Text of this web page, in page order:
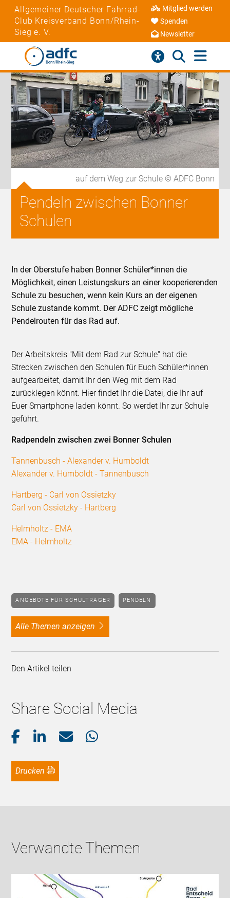
Allgemeiner Deutscher Fahrrad-
Club Kreisverband Bonn/Rhein-
Sieg e. V.
Mitglied werden
Spenden
Newsletter
auf dem Weg zur Schule © ADFC Bonn
Pendeln zwischen Bonner
Schulen
In der Oberstufe haben Bonner Schüler*innen die
Möglichkeit, einen Leistungskurs an einer kooperierenden
Schule zu besuchen, wenn kein Kurs an der eigenen
Schule zustande kommt. Der ADFC zeigt mögliche
Pendelrouten für das Rad auf.
Der Arbeitskreis "Mit dem Rad zur Schule" hat die
Strecken zwischen den Schulen für Euch Schüler*innen
aufgearbeitet, damit Ihr den Weg mit dem Rad
zurücklegen könnt. Hier findet Ihr die Datei, die Ihr auf
Euer Smartphone laden könnt. So werdet Ihr zur Schule
geführt.
Radpendeln zwischen zwei Bonner Schulen
Tannenbusch - Alexander v. Humboldt
Alexander v. Humboldt - Tannenbusch
Hartberg - Carl von Ossietzky
Carl von Ossietzky - Hartberg
Helmholtz - EMA
EMA - Helmholtz
ANGEBOTE FÜR SCHULTRÄGER PENDELN
alle Themen anzeigen
Den Artikel teilen
Share Social Media
Drucken
Verwandte Themen